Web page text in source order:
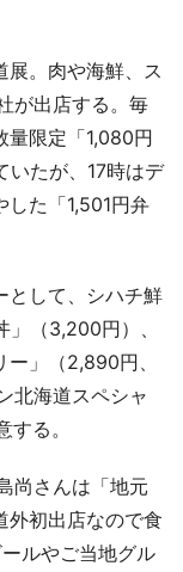
。肉や海鮮、ス
が出店する。毎
量限定「1,080円
いたが、17時はデ
した「1,501円弁
して、シハチ鮮
（3,200円）、
」（2,890円、
北海道スペシャ
る。
尚さんは「地元
外初出店なので食
ルやご当地グル